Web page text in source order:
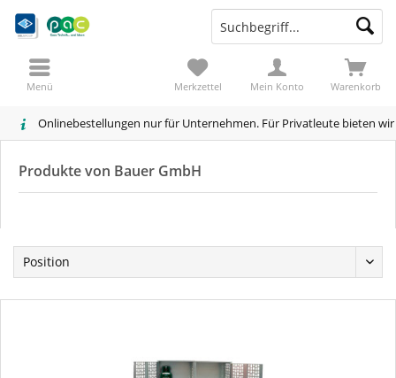
Onlinebestellungen nur für Unternehmen. Für Privatleute bieten
Warenkorb
Merkzettel Mein Konto
Menü
Produkte von Bauer GmbH